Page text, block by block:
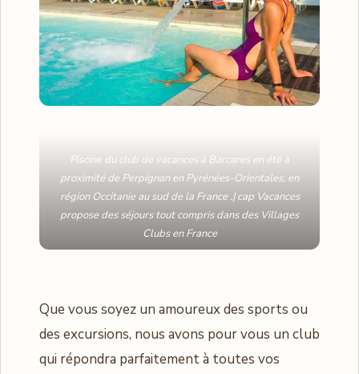
Piscine du club de vacances à Barcares en été à
proximité de Perpignan en Pyrénées-Orientales, en
région Occitanie au sud de la France .| cap Vacances
propose des séjours tout compris dans des Villages
Clubs en France
Que vous soyez un amoureux des sports ou
des excursions, nous avons pour vous un club
qui répondra parfaitement à toutes vos